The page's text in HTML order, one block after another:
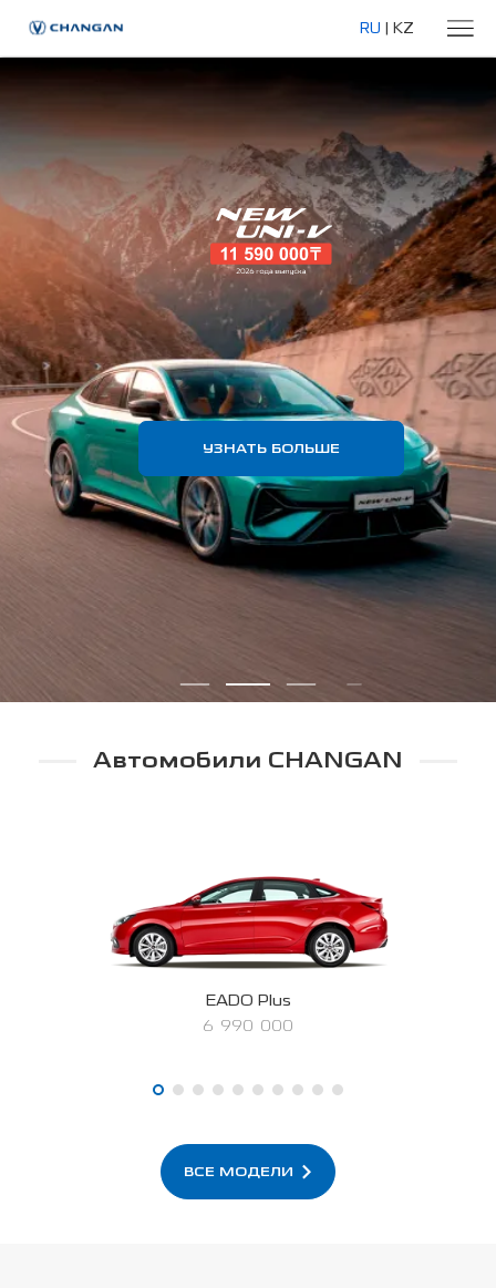
RU | KZ
УЗНАТЬ БОЛЬШЕ
Автомобили CHANGAN
EADO Plus
6 990 000
ВСЕ МОДЕЛИ